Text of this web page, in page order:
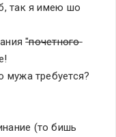
так я имею шо
"почетного
мужа требуется?
(то бишь